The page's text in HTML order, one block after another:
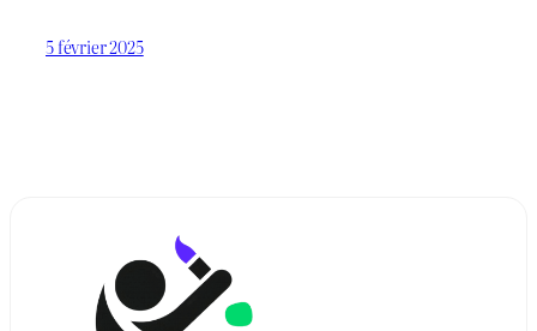
5 février 2025